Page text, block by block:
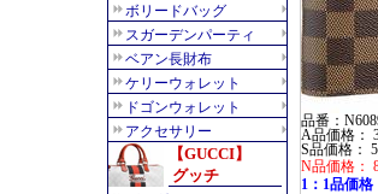
品番：
A品価格：
S品価格：
N品価格：
1：1品価格